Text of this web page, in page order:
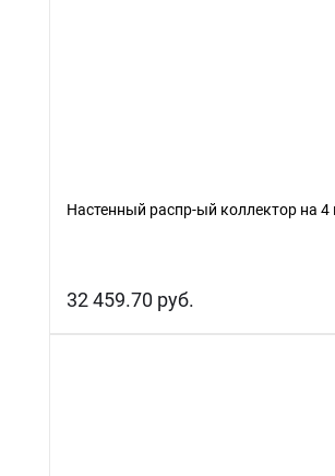
Настенный распр-ый коллектор на 4
32 459.70 руб.